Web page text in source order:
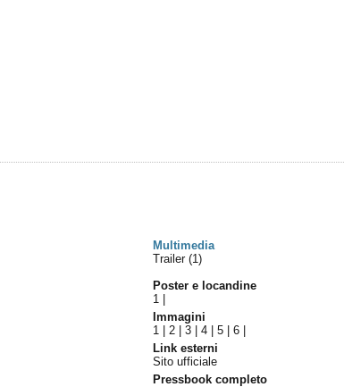
Multimedia
Trailer (1)
Poster e locandine
1
Immagini
1 |2 |3 |4 |5 |6
Link esterni
Sito ufficiale
Pressbook completo